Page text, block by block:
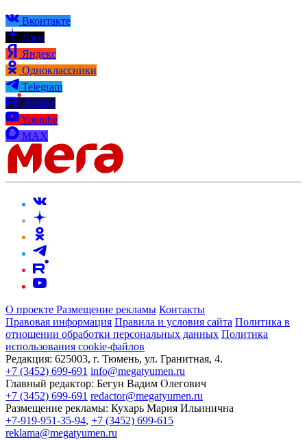
Вконтакте
Дзен
Яндекс
Одноклассники
Telegram
Rutube
Youtube
MAX
О проекте Размещение рекламы Контакты
Правовая информация Правила и условия сайта Политика в
отношении обработки персональных данных Политика
использования cookie-файлов
Редакция: 625003, г. Тюмень, ул. Гранитная, 4.
+7 (3452) 699-691 info@megatyumen.ru
Главный редактор: Бегун Вадим Олегович
+7 (3452) 699-691 redactor@megatyumen.ru
Размещение рекламы: Кухарь Мария Ильинична
+7-919-951-35-94, +7 (3452) 699-615
reklama@megatyumen.ru